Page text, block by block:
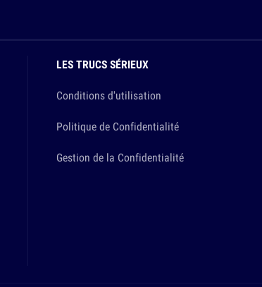
LES TRUCS SÉRIEUX
Conditions d'utilisation
Politique de Confidentialité
Gestion de la Confidentialité